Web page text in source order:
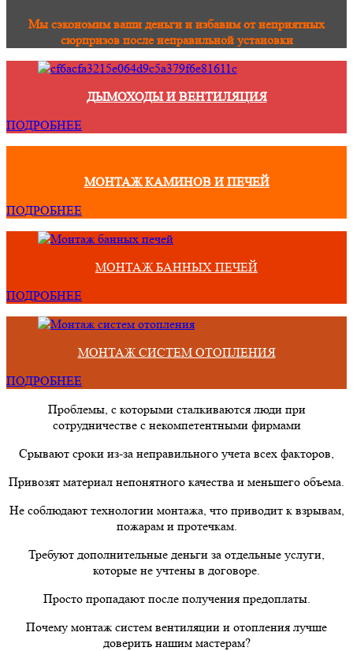
Мы сэкономим ваши деньги и избавим от неприятных
сюрпризов после неправильной установки
ДЫМОХОДЫ И ВЕНТИЛЯЦИЯ
ПОДРОБНЕЕ
МОНТАЖ КАМИНОВ И ПЕЧЕЙ
ПОДРОБНЕЕ
МОНТАЖ БАННЫХ ПЕЧЕЙ
ПОДРОБНЕЕ
МОНТАЖ СИСТЕМ ОТОПЛЕНИЯ
ПОДРОБНЕЕ
Проблемы, с которыми сталкиваются люди при
сотрудничестве с некомпетентными фирмами
Срывают сроки из-за неправильного учета всех факторов,
Привозят материал непонятного качества и меньшего объема.
Не соблюдают технологии монтажа, что приводит к взрывам,
пожарам и протечкам.
Требуют дополнительные деньги за отдельные услуги,
которые не учтены в договоре.
Просто пропадают после получения предоплаты.
Почему монтаж систем вентиляции и отопления лучше
доверить нашим мастерам?